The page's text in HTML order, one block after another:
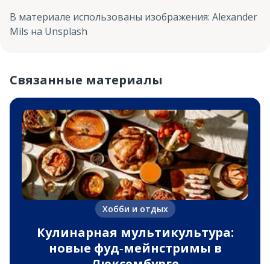
В материале использованы изображения: Alexander
Mils на Unsplash
Связанные материалы
Хобби и отдых
Кулинарная мультикультура:
новые фуд‑мейнстримы в